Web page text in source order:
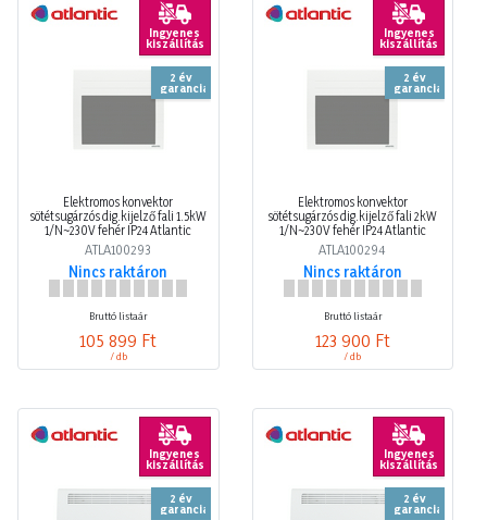
Ingyenes
kiszállítás
2 év
garancia
Elektromos konvektor
sötétsugárzós dig.kijelző fali 1.5kW
1/N~230V fehér IP24 Atlantic
ATLA100293
Nincs raktáron
Bruttó listaár
105 899 Ft
/ db
Ingyenes
kiszállítás
2 év
garancia
Elektromos konvektor
sötétsugárzós dig.kijelző fali 2kW
1/N~230V fehér IP24 Atlantic
ATLA100294
Nincs raktáron
Bruttó listaár
123 900 Ft
/ db
Ingyenes
kiszállítás
2 év
garancia
Ingyenes
kiszállítás
2 év
garancia